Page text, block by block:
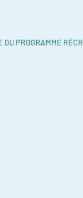
DU PROGRAMME